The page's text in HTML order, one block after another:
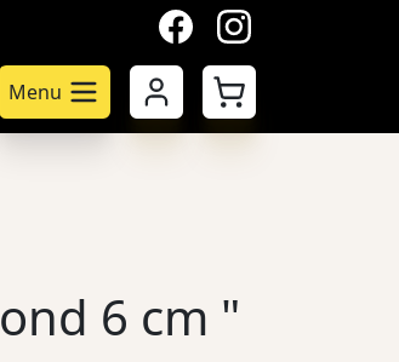
facebookinstagram
Menu Mijn accountWinkelwagen
6 cm "